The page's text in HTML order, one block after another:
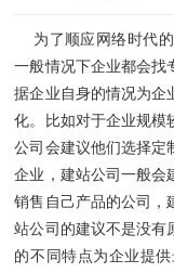
为了顺应网络时代的
一般情况下企业都会找
据企业自身的情况为企
化。比如对于企业规模
公司会建议他们选择定
企业，建站公司一般会
销售自己产品的公司，
站公司的建议不是没有
的不同特点为企业提